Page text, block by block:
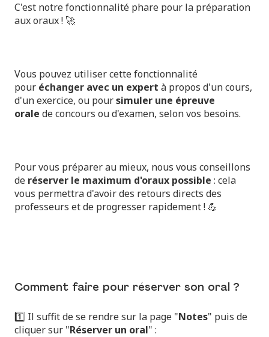
C'est notre fonctionnalité phare pour la préparation
aux oraux ! 🚀
Vous pouvez utiliser cette fonctionnalité
pour échanger avec un expert à propos d'un cours,
d'un exercice, ou poursimuler une épreuve
orale de concours ou d'examen, selon vos besoins.
Pour vous préparer au mieux, nous vous conseillons
de réserver le maximum d'oraux possible : cela
vous permettra d'avoir des retours directs des
professeurs et de progresser rapidement ! 💪
Comment faire pour réserver son oral ?
1️⃣ Il suffit de se rendre sur la page "Notes" puis de
cliquer sur "Réserver un oral" :